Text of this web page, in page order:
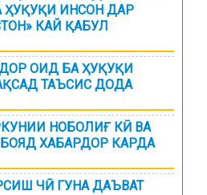
ҲУҚУҚИ ИНСОН ДАР
КАЙ ҚАБУЛ
ОИД БА ҲУҚУҚИ
ТАЪСИС ДОДА
НОБОЛИҒ КӢ ВА
ХАБАРДОР КАРДА
ЧӢ ГУНА ДАЪВАТ